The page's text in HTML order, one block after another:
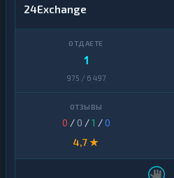
24Exchange
1
975 / 6 497
0 / 0 /1 /0
4,7 ★